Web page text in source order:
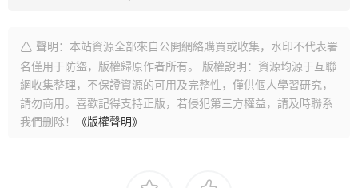
聲明：本站資源全部來自公開網絡購買或收集，水印不代表署
名僅用于防盜，版權歸原作者所有。 版權說明：資源均源于互聯
網收集整理，不保證資源的可用及完整性，僅供個人學習研究，
請勿商用。喜歡記得支持正版，若侵犯第三方權益，請及時聯系
我們删除！
《版權聲明》